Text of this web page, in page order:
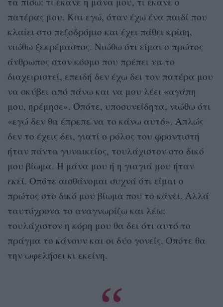
πατέρας μου. Και εγώ, όταν έχω ένα παιδί που
κλαίει στο πεζοδρόμιο και έχει πάθει κρίση,
νιώθω ξεκρέμαστος. Νιώθω ότι είμαι ο πρώτος
άνθρωπος στον κόσμο που πρέπει να το
διαχειριστεί, επειδή δεν έχω δει τον πατέρα μου
να σκύβει από πάνω και να μου λέει «αγάπη
μου, ηρέμησε». Οπότε, υποσυνείδητα, νιώθω ότι
«εγώ δεν θα έπρεπε να το κάνω αυτό». Απλώς
δεν το έχεις δει, γιατί ο ρόλος του φροντιστή
ήταν πάντα γυναικείος, τουλάχιστον στο δικό
μου βίωμα. Η μάνα μου ή η γιαγιά μου ήταν
εκεί. Οπότε αισθάνομαι συχνά ότι είμαι ο
πρώτος στο δικό μου βίωμα που το κάνει. Αλλά
ταυτόχρονα το αναγνωρίζω και λέω:
τουλάχιστον η κόρη μου θα δει ότι αυτό το
πράγμα το κάνουν και οι δύο γονείς. Οπότε θα
την ωφελήσει κι εκείνη.